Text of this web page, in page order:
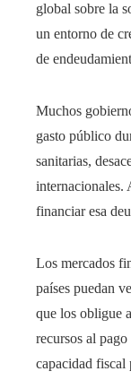
global sobre la
un entorno de
de
Muchos
gasto público
sanitarias,
internacionales.
financiar esa
Los mercados
países puedan
que los obligue
recursos al
capacidad fiscal